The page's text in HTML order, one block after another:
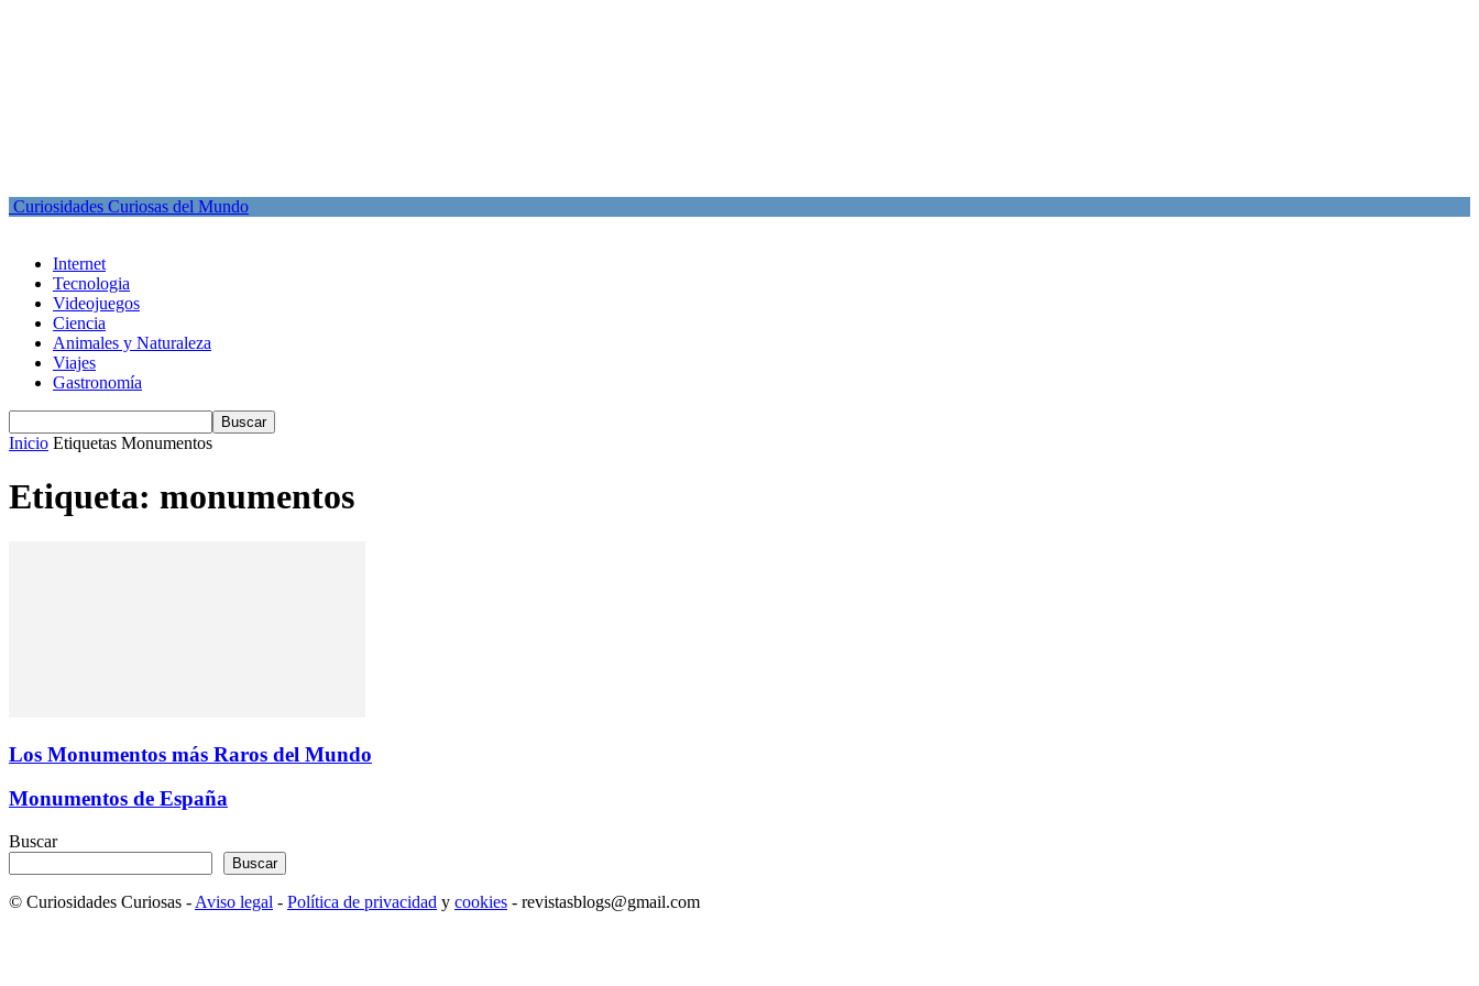
Curiosidades Curiosas del Mundo
Internet
Tecnologia
Videojuegos
Ciencia
Animales y Naturaleza
Viajes
Gastronomía
Inicio Etiquetas Monumentos
Etiqueta: monumentos
Los Monumentos más Raros del Mundo
Monumentos de España
Buscar
Buscar
© Curiosidades Curiosas - Aviso legal - Política de privacidad y cookies - revistasblogs@gmail.com